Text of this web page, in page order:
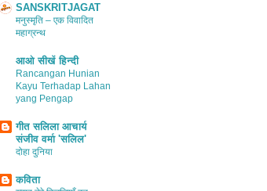
SANSKRITJAGAT
मनुस्मृति – एक विवादित
महाग्रन्थ
आओ सीखें हिन्दी
Rancangan Hunian
Kayu Terhadap Lahan
yang Pengap
गीत सलिला आचार्य
संजीव वर्मा 'सलिल'
दोहा दुनिया
कविता